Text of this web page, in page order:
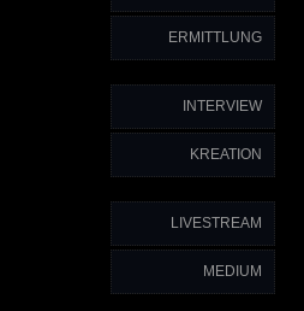
ERMITTLUNG
INTERVIEW
KREATION
LIVESTREAM
MEDIUM